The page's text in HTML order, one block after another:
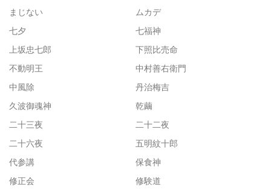
まじない
ムカデ
七夕
七福神
上坂忠七郎
下照比売命
不動明王
中村善右衛門
中風除
丹治梅吉
久波御魂神
乾繭
二十三夜
二十二夜
二十六夜
五明紋十郎
代参講
保食神
修正会
修験道